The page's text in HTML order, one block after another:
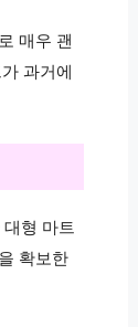
매우 괜
과거에
형 마트
확보한